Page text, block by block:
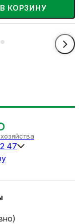
В КОРЗИНУ
47